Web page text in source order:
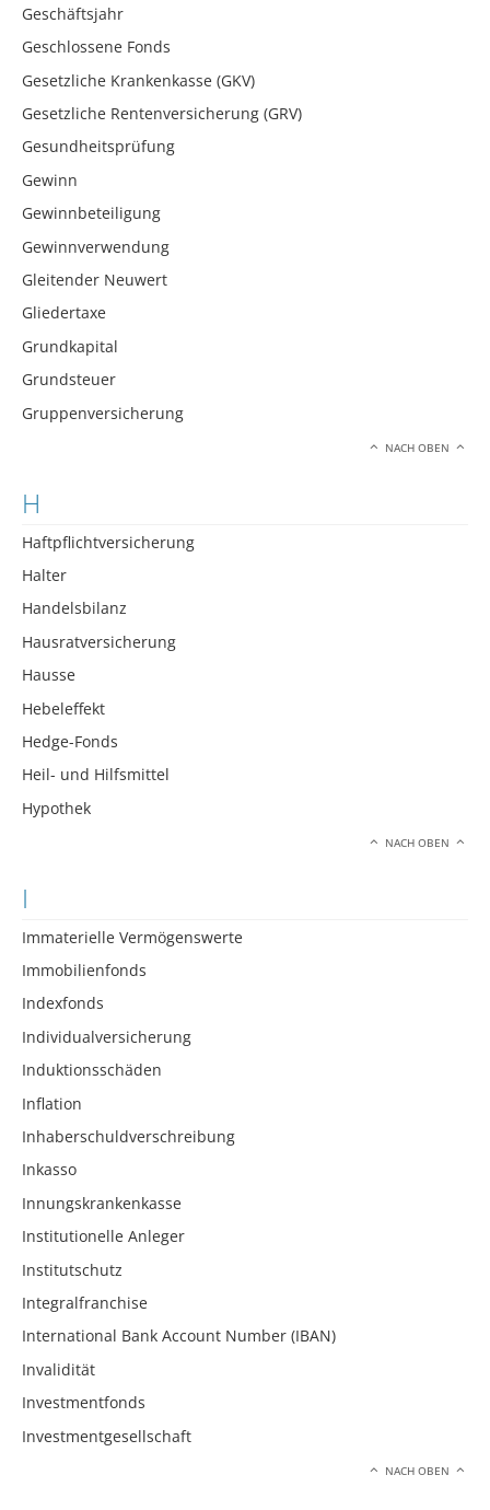
Geschäftsjahr
Geschlossene Fonds
Gesetzliche Krankenkasse (GKV)
Gesetzliche Rentenversicherung (GRV)
Gesundheitsprüfung
Gewinn
Gewinnbeteiligung
Gewinnverwendung
Gleitender Neuwert
Gliedertaxe
Grundkapital
Grundsteuer
Gruppenversicherung
NACH OBEN
H
Haftpflichtversicherung
Halter
Handelsbilanz
Hausratversicherung
Hausse
Hebeleffekt
Hedge-Fonds
Heil- und Hilfsmittel
Hypothek
NACH OBEN
I
Immaterielle Vermögenswerte
Immobilienfonds
Indexfonds
Individualversicherung
Induktionsschäden
Inflation
Inhaberschuldverschreibung
Inkasso
Innungskrankenkasse
Institutionelle Anleger
Institutschutz
Integralfranchise
International Bank Account Number (IBAN)
Invalidität
Investmentfonds
Investmentgesellschaft
NACH OBEN